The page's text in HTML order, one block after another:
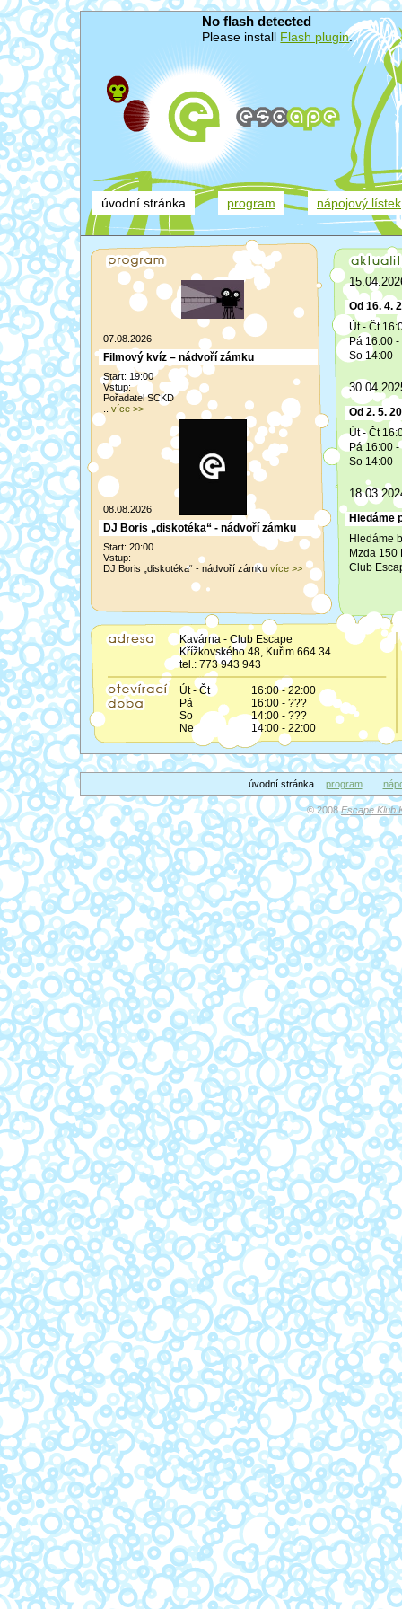
No flash detected
Please install Flash plugin.
úvodní stránka program nápojový lístek
07.08.2026
Filmový kvíz – nádvoří zámku
Start: 19:00
Vstup:
Pořadatel SCKD
více >>
08.08.2026
DJ Boris „diskotéka“ - nádvoří zámku
Start: 20:00
Vstup:
DJ Boris „diskotéka“ - nádvoří zámku více >>
Od 16. 4.
Út - Čt
Pá 16:00 -
So 14:00
Od 2. 5.
Út - Čt
Pá 16:00
So 14:00
Hledáme
Hledáme
Mzda 150
Club
Kavárna - Club Escape
Křížkovského 48, Kuřim 664 34
tel.: 773 943 943
Út - Čt
16:00 - 22:00
Pá
16:00 - ???
So
14:00 - ???
Ne
14:00 - 22:00
úvodní stránka program
© 2008Escape Klub